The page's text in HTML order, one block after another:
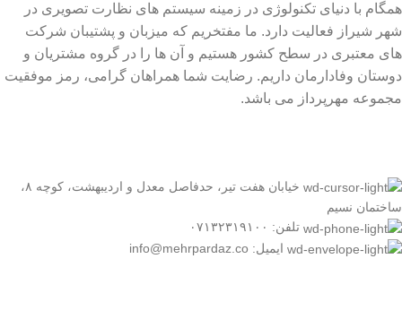
همگام با دنیای تکنولوژی در زمینه سیستم های نظارت تصویری در
شهر شیراز فعالیت دارد. ما مفتخریم که میزبان و پشتیبان شرکت
های معتبری در سطح کشور هستیم و آن ها را در گروه مشتریان و
دوستان وفادارمان داریم. رضایت شما همراهان گرامی، رمز موفقیت
مجموعه مهرپرداز می باشد.
خیابان هفت تیر، حدفاصل معدل و اردیبهشت، کوچه ۸،
ساختمان نسیم
تلفن: ۰۷۱۳۲۳۱۹۱۰۰
ایمیل: info@mehrpardaz.co